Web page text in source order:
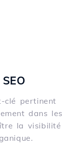
clé pertinent
dans les
la visibilité